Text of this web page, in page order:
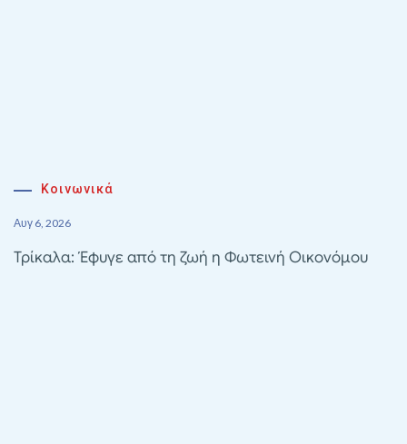
Κοινωνικά
Αυγ 6, 2026
Τρίκαλα: Έφυγε από τη ζωή η Φωτεινή Οικονόμου